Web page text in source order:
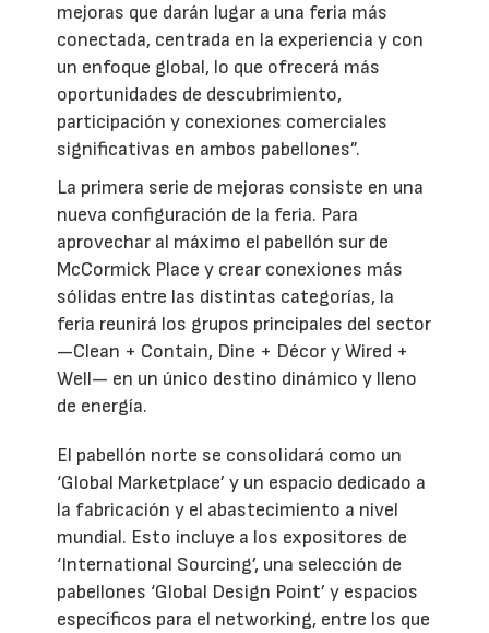
mejoras que darán lugar a una feria más
conectada, centrada en la experiencia y con
un enfoque global, lo que ofrecerá más
oportunidades de descubrimiento,
participación y conexiones comerciales
significativas en ambos pabellones”.
La primera serie de mejoras consiste en una
nueva configuración de la feria. Para
aprovechar al máximo el pabellón sur de
McCormick Place y crear conexiones más
sólidas entre las distintas categorías, la
feria reunirá los grupos principales del sector
—Clean + Contain, Dine + Décor y Wired +
Well— en un único destino dinámico y lleno
de energía.
El pabellón norte se consolidará como un
‘Global Marketplace’ y un espacio dedicado a
la fabricación y el abastecimiento a nivel
mundial. Esto incluye a los expositores de
‘International Sourcing’, una selección de
pabellones ‘Global Design Point’ y espacios
específicos para el networking, entre los que